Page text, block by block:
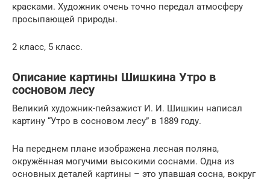
красками. Художник очень точно передал атмосферу
просыпающей природы.
2 класс, 5 класс.
Описание картины Шишкина Утро в
сосновом лесу
Великий художник-пейзажист И. И. Шишкин написал
картину “Утро в сосновом лесу” в 1889 году.
На переднем плане изображена лесная поляна,
окружённая могучими высокими соснами. Одна из
основных деталей картины – это упавшая сосна, вокруг